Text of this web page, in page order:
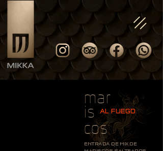
mar
is
AL FUEGO
cos
ENTRADA DE MIX DE